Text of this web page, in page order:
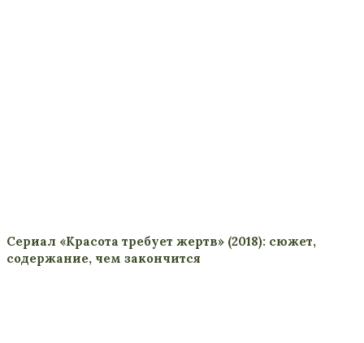
Сериал «Красота требует жертв» (2018): сюжет,
содержание, чем закончится